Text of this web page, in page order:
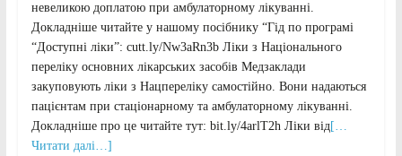
невеликою доплатою при амбулаторному лікуванні.
Докладніше читайте у нашому посібнику “Гід по програмі
“Доступні ліки”: cutt.ly/Nw3aRn3b Ліки з Національного
переліку основних лікарських засобів Медзаклади
закуповують ліки з Нацпереліку самостійно. Вони надаються
пацієнтам при стаціонарному та амбулаторному лікуванні.
Докладніше про це читайте тут: bit.ly/4arlT2h Ліки від[…
Читати далі…]